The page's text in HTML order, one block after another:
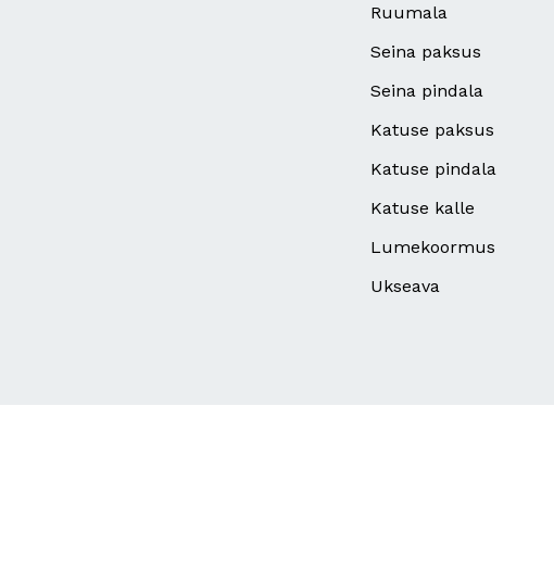
Ruumala
Seina paksus
Seina pindala
Katuse paksus
Katuse pindala
Katuse kalle
Lumekoormus
Ukseava